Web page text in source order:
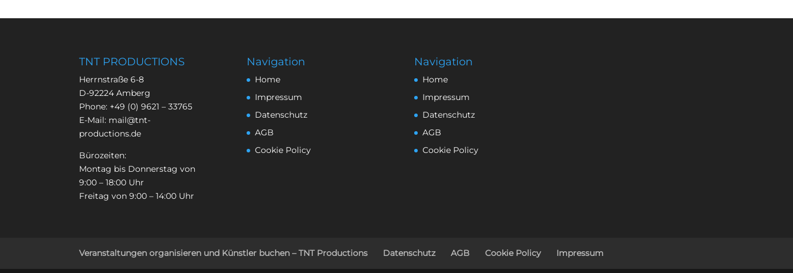
TNT PRODUCTIONS
Herrnstraße 6-8
D-92224 Amberg
Phone: +49 (0) 9621 – 33765
E-Mail: mail@tnt-
productions.de
Bürozeiten:
Montag bis Donnerstag von
9:00 – 18:00 Uhr
Freitag von 9:00 – 14:00 Uhr
Navigation
Home
Impressum
Datenschutz
AGB
Cookie Policy
Navigation
Home
Impressum
Datenschutz
AGB
Cookie Policy
Veranstaltungen organisieren und Künstler buchen – TNT Productions Datenschutz AGB Cookie Policy Impressum